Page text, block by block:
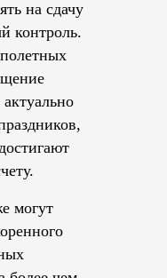
на сдачу
контроль.
могут